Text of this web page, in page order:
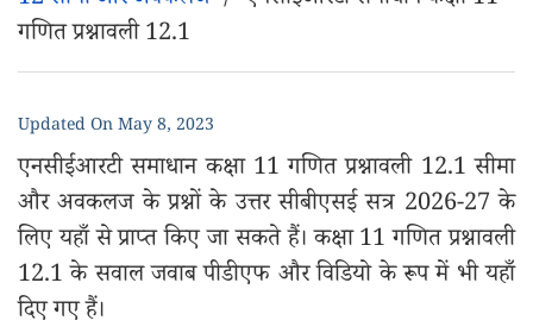
गणित प्रश्नावली 12.1
Updated OnMay 8, 2023
एनसीईआरटी समाधान कक्षा 11 गणित प्रश्नावली 12.1 सीमा
और अवकलज के प्रश्नों के उत्तर सीबीएसई सत्र 2026-27 के
लिए यहाँ से प्राप्त किए जा सकते हैं। कक्षा 11 गणित प्रश्नावली
12.1 के सवाल जवाब पीडीएफ और विडियो के रूप में भी यहाँ
दिए गए हैं।